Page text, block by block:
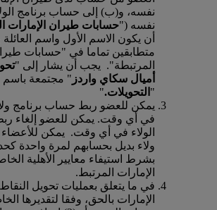
نفسه، و(ب) إلى حساب برنامج
نفسه ("حسابات طيران الإمارات
أن يكون الاسم الأول واسم العائلة
متطابقين تماما في "حسابات
المرتبطة". يجب أن يشار إلى "
أميال سكاي واردز " مجتمعة باسم
" التحويلات."
يمكن للعضو ربط حساب برنامج
في أي وقت. يمكن للعضو إلغاء
الولاء في أي وقت. يمكن
بشرط استيفاء معايير الأهلية
الإمارات المرتبط.
في ما يتعلق بعمليات تحويل